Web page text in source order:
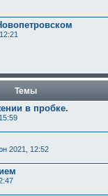
Темы
в пробке.
2021, 12:52